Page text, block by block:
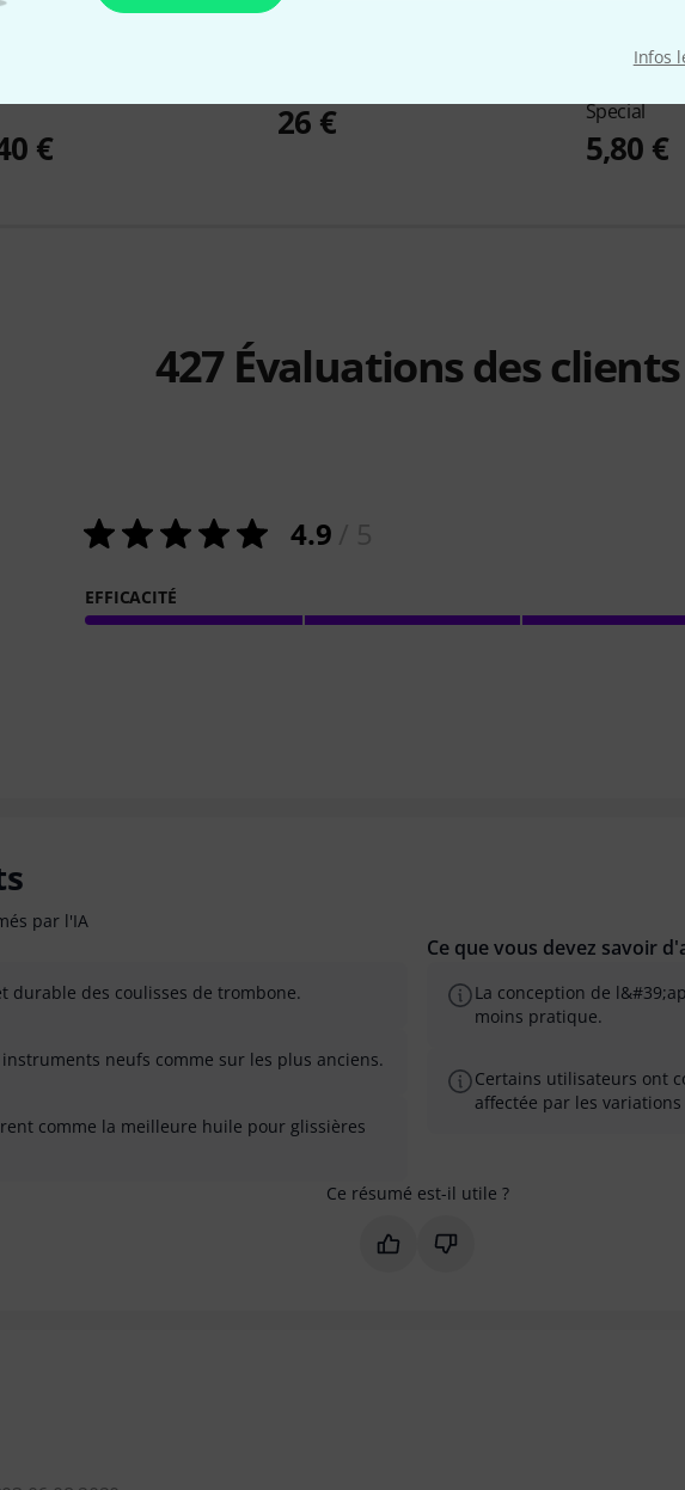
Infos
€
26 €
Special
5,80 €
427Évaluations des clients
4.9
EFFICACITÉ
par l'IA
durable des coulisses de trombone.
neufs comme sur les plus anciens.
comme la meilleure huile pour glissières
Ce que vous devez savoir
La conception de
moins pratique.
Certains utilisateurs ont
affectée par les
Ce résumé est-il utile ?
Marquer ce résumé comme utile
Marquer ce résumé